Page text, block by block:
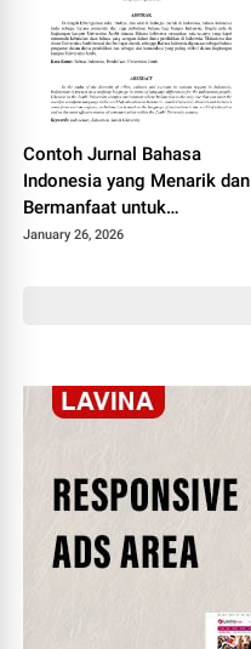
Contoh Jurnal Bahasa
Indonesia yang Menarik dan
Bermanfaat untuk
Mahasiswa
January 26, 2026